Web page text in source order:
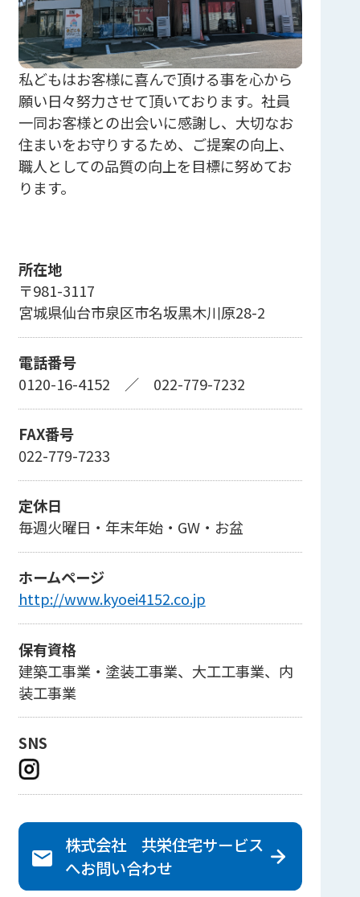
私どもはお客様に喜んで頂ける事を心から
願い日々努力させて頂いております。社員
一同お客様との出会いに感謝し、大切なお
住まいをお守りするため、ご提案の向上、
職人としての品質の向上を目標に努めてお
ります。
所在地
〒981-3117
宮城県仙台市泉区市名坂黒木川原28-2
電話番号
0120-16-4152 ／ 022-779-7232
FAX番号
022-779-7233
定休日
毎週火曜日・年末年始・GW・お盆
ホームページ
http://www.kyoei4152.co.jp
保有資格
建築工事業・塗装工事業、大工工事業、内
装工事業
SNS
株式会社 共栄住宅サービス
へお問い合わせ